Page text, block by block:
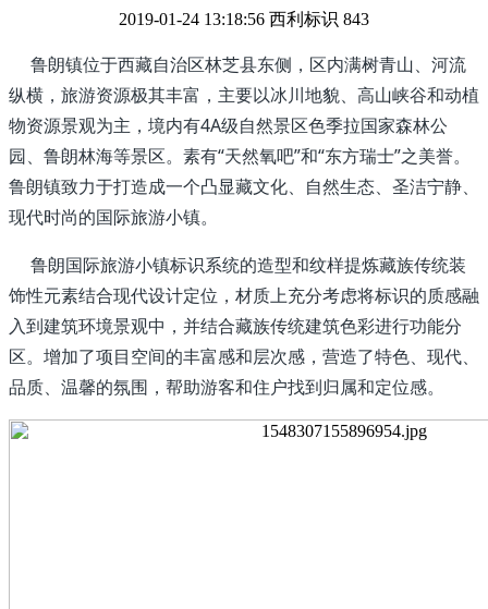
2019-01-24 13:18:56 西利标识 843
鲁朗镇位于西藏自治区林芝县东侧，区内满树青山、河流
纵横，旅游资源极其丰富，主要以冰川地貌、高山峡谷和动植
物资源景观为主，境内有4A级自然景区色季拉国家森林公
园、鲁朗林海等景区。素有“天然氧吧”和“东方瑞士”之美誉。
鲁朗镇致力于打造成一个凸显藏文化、自然生态、圣洁宁静、
现代时尚的国际旅游小镇。
鲁朗国际旅游小镇标识系统的造型和纹样提炼藏族传统装
饰性元素结合现代设计定位，材质上充分考虑将标识的质感融
入到建筑环境景观中，并结合藏族传统建筑色彩进行功能分
区。增加了项目空间的丰富感和层次感，营造了特色、现代、
品质、温馨的氛围，帮助游客和住户找到归属和定位感。